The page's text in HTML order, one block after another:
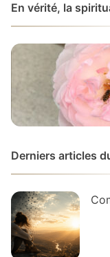
En vérité, la
Derniers articles